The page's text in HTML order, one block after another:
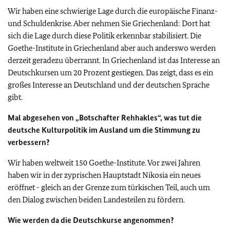
Wir haben eine schwierige Lage durch die europäische Finanz-
und Schuldenkrise. Aber nehmen Sie Griechenland: Dort hat
sich die Lage durch diese Politik erkennbar stabilisiert. Die
Goethe-Institute in Griechenland aber auch anderswo werden
derzeit geradezu überrannt. In Griechenland ist das Interesse an
Deutschkursen um 20 Prozent gestiegen. Das zeigt, dass es ein
großes Interesse an Deutschland und der deutschen Sprache
gibt.
Mal abgesehen von „Botschafter Rehhakles“, was tut die
deutsche Kulturpolitik im Ausland um die Stimmung zu
verbessern?
Wir haben weltweit 150 Goethe-Institute. Vor zwei Jahren
haben wir in der zyprischen Hauptstadt Nikosia ein neues
eröffnet - gleich an der Grenze zum türkischen Teil, auch um
den Dialog zwischen beiden Landesteilen zu fördern.
Wie werden da die Deutschkurse angenommen?